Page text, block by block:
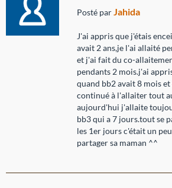
Posté parJahida
J'ai appris que j'étais
avait 2 ans,je l'ai allaité
et j'ai fait du co-
pendants 2 mois.j'ai
quand bb2 avait 8 mois
continué à l'allaiter tout
aujourd'hui j'allaite
bb3 qui a 7 jours.tout se
les 1er jours c'était un
partager sa maman ^^